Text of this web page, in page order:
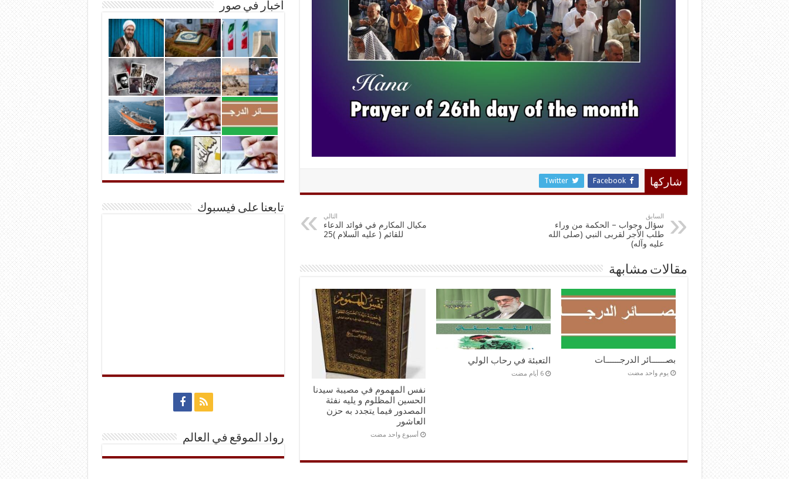
شاركها Facebook
Twitter
السابق
سؤال وجواب – الحكمة من وراء
طلب الأجر لقربى النبي (صلى الله
عليه وآله)
التالي
مكيال المكارم في فوائد الدعاء
للقائم ( عليه السلام )25
مقالات مشابهة
بصــــــائر الدرجــــــات
‏يوم واحد مضت
التعبئة في رحاب الولي
‏6 أيام مضت
نفس المهموم في مصيبة سيدنا
الحسين المظلوم و يليه نفثة
المصدور فيما يتجدد به حزن
العاشور
‏أسبوع واحد مضت
أخبار في صور
تابعنا على فيسبوك
رواد الموقع في العالم